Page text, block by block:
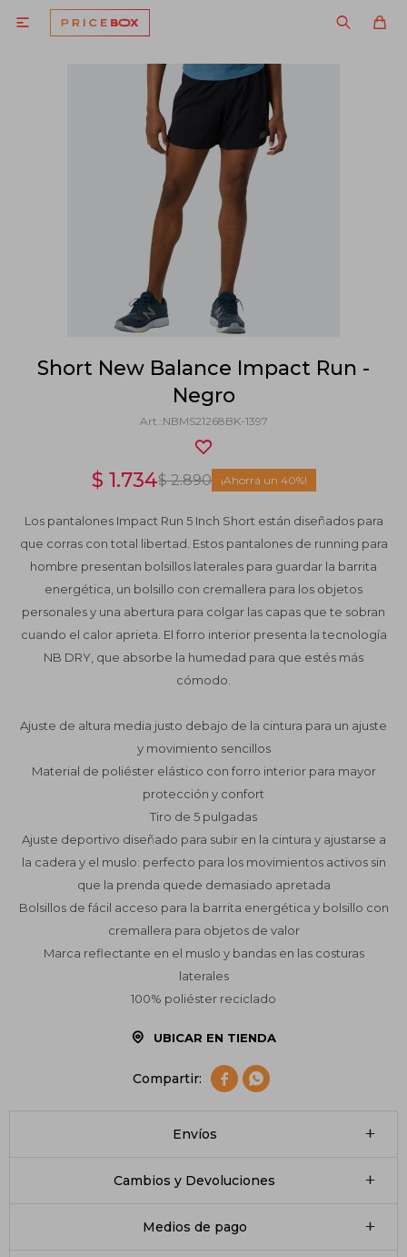

Short New Balance Impact Run -
Negro
NBMS21268BK-1397
$ 1.734$ 2.890 40
Los pantalones Impact Run 5 Inch Short están diseñados para
que corras con total libertad. Estos pantalones de running para
hombre presentan bolsillos laterales para guardar la barrita
energética, un bolsillo con cremallera para los objetos
personales y una abertura para colgar las capas que te sobran
cuando el calor aprieta. El forro interior presenta la tecnología
NB DRY, que absorbe la humedad para que estés más
cómodo.
Ajuste de altura media justo debajo de la cintura para un ajuste
y movimiento sencillos
Material de poliéster elástico con forro interior para mayor
protección y confort
Tiro de 5 pulgadas
Ajuste deportivo diseñado para subir en la cintura y ajustarse a
la cadera y el muslo: perfecto para los movimientos activos sin
que la prenda quede demasiado apretada
Bolsillos de fácil acceso para la barrita energética y bolsillo con
cremallera para objetos de valor
Marca reflectante en el muslo y bandas en las costuras
laterales
100% poliéster reciclado
UBICAR EN TIENDA
 
Envíos
Cambios y Devoluciones
Medios de pago